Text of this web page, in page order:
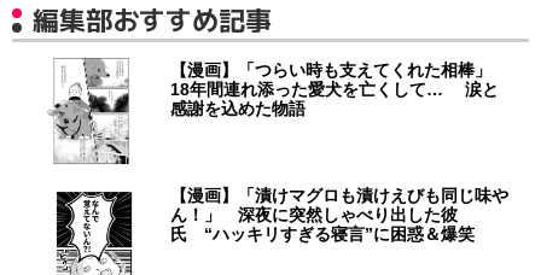
編集部おすすめ記事
【漫画】「つらい時も支えてくれた相棒」
18年間連れ添った愛犬を亡くして… 涙と
感謝を込めた物語
【漫画】「漬けマグロも漬けえびも同じ味や
ん！」 深夜に突然しゃべり出した彼
氏 “ハッキリすぎる寝言”に困惑＆爆笑